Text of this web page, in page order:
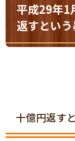
平成29年
返すとい
十億円返す